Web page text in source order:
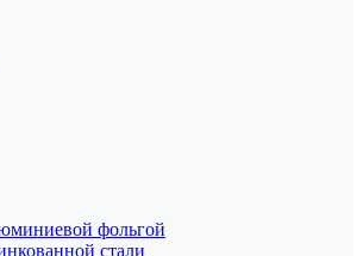
фольгой
стали